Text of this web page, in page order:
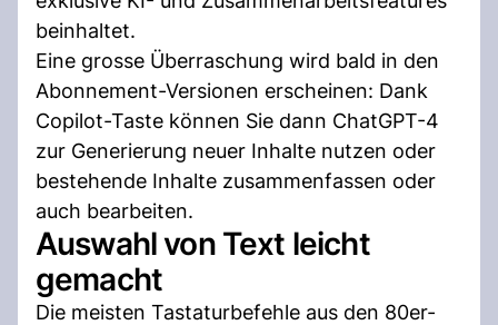
beinhaltet.
Eine grosse Überraschung wird bald in den
Abonnement-Versionen erscheinen: Dank
Copilot-Taste können Sie dann ChatGPT-4
zur Generierung neuer Inhalte nutzen oder
bestehende Inhalte zusammenfassen oder
auch bearbeiten.
Auswahl von Text leicht
gemacht
Die meisten Tastaturbefehle aus den 80er-